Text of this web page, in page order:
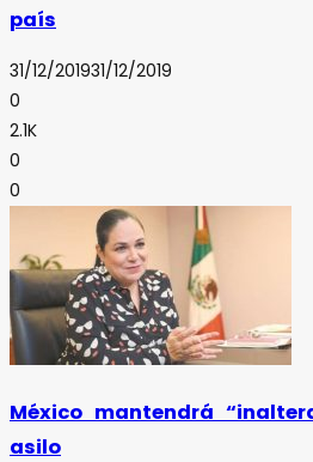
país
31/12/201931/12/2019
0
2.1K
0
0
México mantendrá
asilo